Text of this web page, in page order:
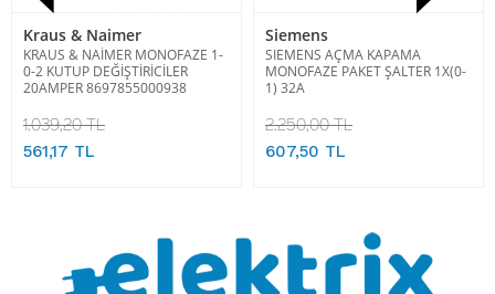
Kraus & Naimer
KRAUS & NAİMER MONOFAZE 1-
0-2 KUTUP DEĞİŞTİRİCİLER
20AMPER 8697855000938
1.039,20 TL
561,17 TL
Siemens
SIEMENS AÇMA KAPAMA
MONOFAZE PAKET ŞALTER 1X(0-
1) 32A
2.250,00 TL
607,50 TL